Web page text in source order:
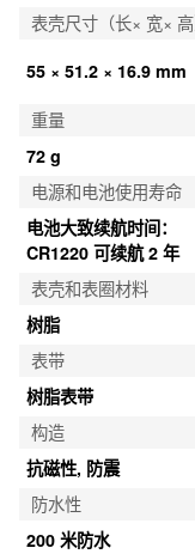
表壳尺寸（长× 宽× 高
55 × 51.2 × 16.9 mm
重量
72 g
电源和电池使用寿命
电池大致续航时间：
CR1220 可续航 2 年
表壳和表圈材料
树脂
表带
树脂表带
构造
抗磁性, 防震
防水性
200 米防水